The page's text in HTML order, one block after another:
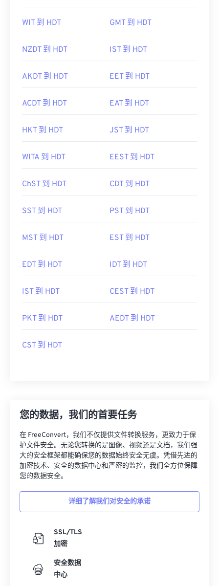
WIT 到 HDT GMT 到 HDT
NZDT 到 HDT IST 到 HDT
AKDT 到 HDT EET 到 HDT
ACDT 到 HDT EAT 到 HDT
HKT 到 HDT JST 到 HDT
WITA 到 HDT EEST 到 HDT
ChST 到 HDT CDT 到 HDT
SST 到 HDT PST 到 HDT
MST 到 HDT EST 到 HDT
EDT 到 HDT IDT 到 HDT
IST 到 HDT CEST 到 HDT
PKT 到 HDT AEDT 到 HDT
CST 到 HDT
您的数据，我们的首要任务
在 FreeConvert，我们不仅提供文件转换服务，更致力于保
护文件安全。无论您转换的是图像、视频还是文档，我们强
大的安全框架都能确保您的数据始终安全无虞。凭借先进的
加密技术、安全的数据中心和严密的监控，我们全方位保障
您的数据安全。
详细了解我们对安全的承诺
SSL/TLS
加密
安全数据
中心